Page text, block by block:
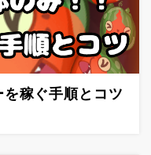
稼ぐ手順とコツ